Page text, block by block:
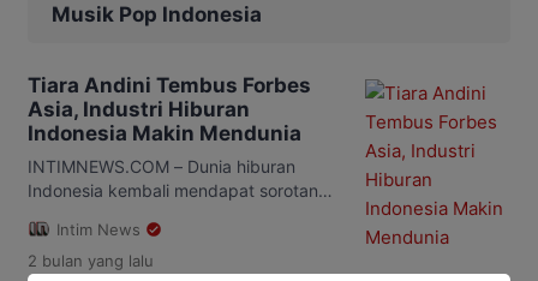
Musik Pop Indonesia
Tiara Andini Tembus Forbes
Asia, Industri Hiburan
Indonesia Makin Mendunia
INTIMNEWS.COM – Dunia hiburan
Indonesia kembali mendapat sorotan
Andini berhasil masuk dalam daftar
Forbes 30 Under 30 Asia 2026,
Intim News
2 bulan yang lalu